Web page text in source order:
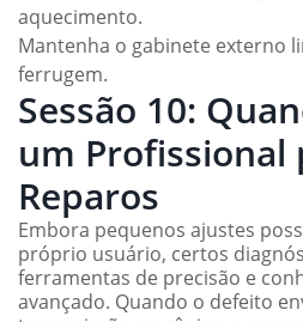
aquecimento.
Mantenha o gabinete externo
ferrugem.
Sessão 10:
um Profissional
Reparos
Embora pequenos ajustes
próprio usuário, certos
ferramentas de precisão e
avançado. Quando o defeito